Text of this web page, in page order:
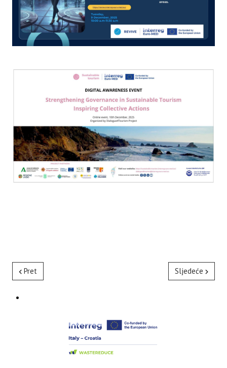
Pret Sljedeće